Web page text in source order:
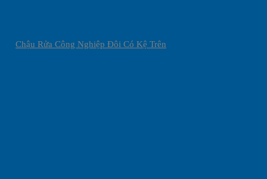
Chậu Rửa Công Nghiệp Đôi Có Kệ Trên